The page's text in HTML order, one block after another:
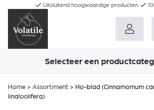
Uitsluitend hoogwaardige producten
Selecteer een
Home > Assortiment > Ho-blad (Cinnamomum
linaloolifera)